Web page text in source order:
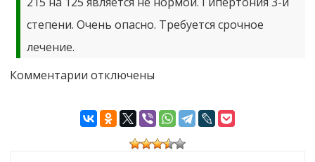
степени. Очень опасно. Требуется срочное
лечение.
Комментарии к
Татьяна
Анатольевна
отключены